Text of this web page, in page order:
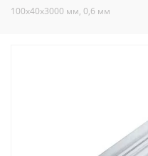
100х40х3000 мм, 0,6 мм